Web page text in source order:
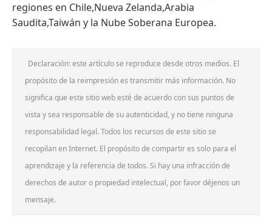
regiones en Chile,Nueva Zelanda,Arabia
Saudita,Taiwán y la Nube Soberana Europea.
Declaración: este artículo se reproduce desde otros medios. El
propósito de la reimpresión es transmitir más información. No
significa que este sitio web esté de acuerdo con sus puntos de
vista y sea responsable de su autenticidad, y no tiene ninguna
responsabilidad legal. Todos los recursos de este sitio se
recopilan en Internet. El propósito de compartir es solo para el
aprendizaje y la referencia de todos. Si hay una infracción de
derechos de autor o propiedad intelectual, por favor déjenos un
mensaje.